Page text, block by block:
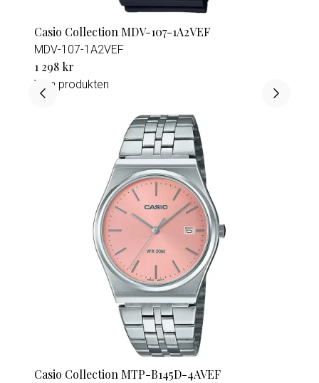
Casio Collection MDV-107-1A2VEF
MDV-107-1A2VEF
1 298 kr
Visa produkten
Casio Collection MTP-B145D-4AVEF